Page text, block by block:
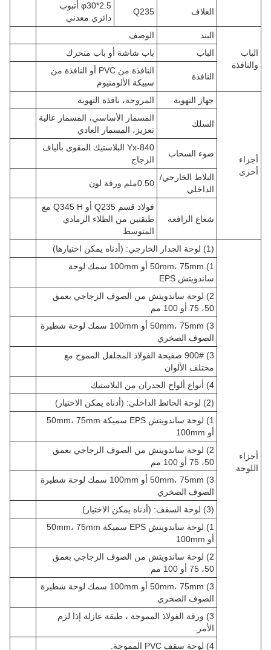
الغلاف Q235
φ30*2.5 أنبوب
دائري معدني
الباب
والنافذة
البند
الوصف
الباب
باب شاشة أو باب متحرك
النافذة
النافذة من PVC أو النافذة من
سبيكة الألومنيوم
أجزاء
أخرى
جهاز التهوية المروحة، نافذة التهوية
السلك
المسمار الأساسي، المسمار عالية
تعزيز، المسمار العادي
ضوء السحاب
Yx-840 البلاستيك المقوى بألياف
الزجاج
البلاط الخارجي/
الداخلي
0.50ملم ورقة لون
شعاع الرافعة
فولاذ قسم Q235 أو Q345 H مع
طبقتين من الطلاء الرمادي
المتوسط
أجزاء
اللوحة
(1) لوحة الجدار الخارجي: (أدناه يمكن اختيارها)
1) 50mm، 75mm أو 100mm سمك لوحة
ساندويتش EPS
2) لوحة ساندويتش من الصوف الزجاجي بعمق
50، 75 أو 100 مم
3) 50mm، 75mm أو 100mm سمك لوحة شطيرة
الصوف الصخري
3) 900# صفيحة الفولاذ المجلفل المموج مع
مختلف الألوان
4) أنواع ألواح الجدران من البلاستيك
(2) لوحة الحائط الداخلي: (أدناه يمكن الاختيار)
1) لوحة ساندويتش EPS سميكة 50mm، 75mm
أو 100mm
2) لوحة ساندويتش من الصوف الزجاجي بعمق
50، 75 أو 100 مم
3) 50mm، 75mm أو 100mm سمك لوحة شطيرة
الصوف الصخري
(3) لوحة السقف: (أدناه يمكن الاختيار)
1) لوحة ساندويتش EPS سميكة 50mm، 75mm
أو 100mm
2) لوحة ساندويتش من الصوف الزجاجي بعمق
50، 75 أو 100 مم
3) 50mm، 75mm أو 100mm سمك لوحة شطيرة
الصوف الصخري
3) ورقة الفولاذ المموجة ، طبقة عازلة إذا لزم
الأمر.
4) لوحة سقف PVC المموجة.